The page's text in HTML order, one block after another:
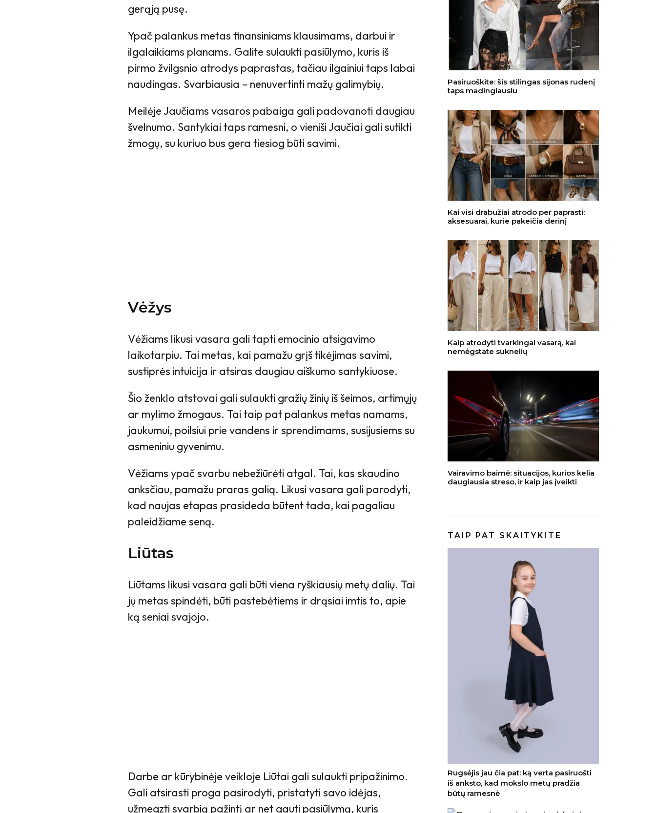
gerąją pusę.
Ypač palankus metas finansiniams klausimams, darbui ir
ilgalaikiams planams. Galite sulaukti pasiūlymo, kuris iš
pirmo žvilgsnio atrodys paprastas, tačiau ilgainiui taps labai
naudingas. Svarbiausia – nenuvertinti mažų galimybių.
Meilėje Jaučiams vasaros pabaiga gali padovanoti daugiau
švelnumo. Santykiai taps ramesni, o vieniši Jaučiai gali sutikti
žmogų, su kuriuo bus gera tiesiog būti savimi.
Vėžys
Vėžiams likusi vasara gali tapti emocinio atsigavimo
laikotarpiu. Tai metas, kai pamažu grįš tikėjimas savimi,
sustiprės intuicija ir atsiras daugiau aiškumo santykiuose.
Šio ženklo atstovai gali sulaukti gražių žinių iš šeimos, artimųjų
ar mylimo žmogaus. Tai taip pat palankus metas namams,
jaukumui, poilsiui prie vandens ir sprendimams, susijusiems su
asmeniniu gyvenimu.
Vėžiams ypač svarbu nebežiūrėti atgal. Tai, kas skaudino
anksčiau, pamažu praras galią. Likusi vasara gali parodyti,
kad naujas etapas prasideda būtent tada, kai pagaliau
paleidžiame seną.
Liūtas
Liūtams likusi vasara gali būti viena ryškiausių metų dalių. Tai
jų metas spindėti, būti pastebėtiems ir drąsiai imtis to, apie
ką seniai svajojo.
Darbe ar kūrybinėje veikloje Liūtai gali sulaukti pripažinimo.
Gali atsirasti proga pasirodyti, pristatyti savo idėjas,
užmegzti svarbią pažintį ar net gauti pasiūlymą, kuris
Pasiruoškite: šis stilingas sijonas rudenį
taps madingiausiu
Kai visi drabužiai atrodo per paprasti:
aksesuarai, kurie pakeičia derinį
Kaip atrodyti tvarkingai vasarą, kai
nemėgstate suknelių
Vairavimo baimė: situacijos, kurios kelia
daugiausia streso, ir kaip jas įveikti
TAIP PAT SKAITYKITE
Rugsėjis jau čia pat: ką verta pasiruošti
iš anksto, kad mokslo metų pradžia
būtų ramesnė